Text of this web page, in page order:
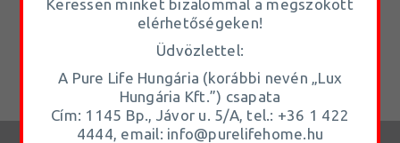
Keressen minket bizalommal a megszokott
elérhetőségeken!
Üdvözlettel:
A Pure Life Hungária (korábbi nevén „Lux
Hungária Kft.”) csapata
Cím: 1145 Bp., Jávor u. 5/A, tel.: +36 1 422
4444, email: info@purelifehome.hu